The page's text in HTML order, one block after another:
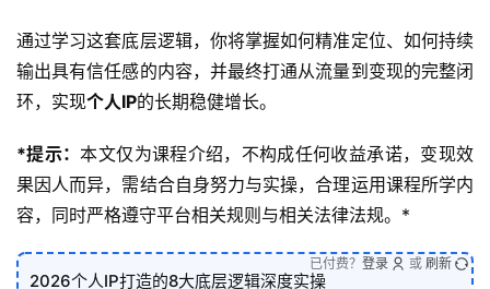
通过学习这套底层逻辑，你将掌握如何精准定位、如何持续
输出具有信任感的内容，并最终打通从流量到变现的完整闭
环，实现个人IP的长期稳健增长。
*提示：本文仅为课程介绍，不构成任何收益承诺，变现效
果因人而异，需结合自身努力与实操，合理运用课程所学内
容，同时严格遵守平台相关规则与相关法律法规。*
2026个人IP打造的8大底层逻辑深度实操
已付费？ 登录 或 刷新